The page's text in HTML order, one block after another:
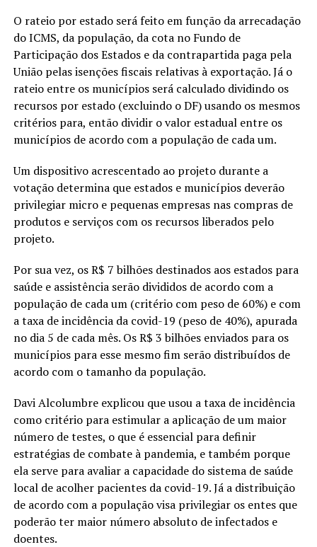
O rateio por estado será feito em função da arrecadação
do ICMS, da população, da cota no Fundo de
Participação dos Estados e da contrapartida paga pela
União pelas isenções fiscais relativas à exportação. Já o
rateio entre os municípios será calculado dividindo os
recursos por estado (excluindo o DF) usando os mesmos
critérios para, então dividir o valor estadual entre os
municípios de acordo com a população de cada um.
Um dispositivo acrescentado ao projeto durante a
votação determina que estados e municípios deverão
privilegiar micro e pequenas empresas nas compras de
produtos e serviços com os recursos liberados pelo
projeto.
Por sua vez, os R$ 7 bilhões destinados aos estados para
saúde e assistência serão divididos de acordo com a
população de cada um (critério com peso de 60%) e com
a taxa de incidência da covid-19 (peso de 40%), apurada
no dia 5 de cada mês. Os R$ 3 bilhões enviados para os
municípios para esse mesmo fim serão distribuídos de
acordo com o tamanho da população.
Davi Alcolumbre explicou que usou a taxa de incidência
como critério para estimular a aplicação de um maior
número de testes, o que é essencial para definir
estratégias de combate à pandemia, e também porque
ela serve para avaliar a capacidade do sistema de saúde
local de acolher pacientes da covid-19. Já a distribuição
de acordo com a população visa privilegiar os entes que
poderão ter maior número absoluto de infectados e
doentes.